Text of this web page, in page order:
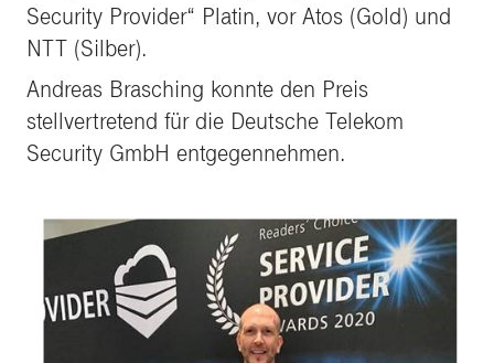
Security Provider“ Platin, vor Atos (Gold) und
NTT (Silber).
Andreas Brasching konnte den Preis
stellvertretend für die Deutsche Telekom
Security GmbH entgegennehmen.